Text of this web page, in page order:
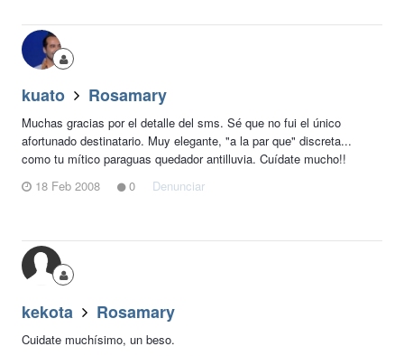
kuato Rosamary
Muchas gracias por el detalle del sms. Sé que no fui el único
afortunado destinatario. Muy elegante, "a la par que" discreta...
como tu mítico paraguas quedador antilluvia. Cuídate mucho!!
18 Feb 2008
0 Denunciar
kekota Rosamary
Cuidate muchísimo, un beso.